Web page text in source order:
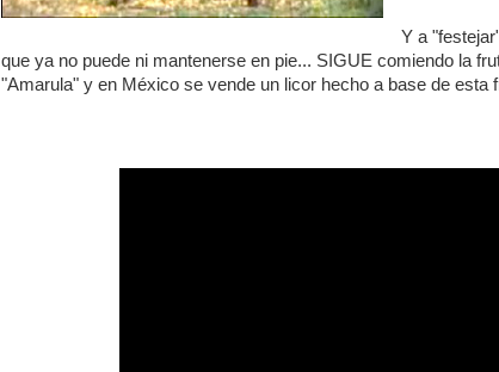
Y a
que ya no puede ni mantenerse en pie... SIGUE comiendo la
"Amarula" y en México se vende un licor hecho a base de esta